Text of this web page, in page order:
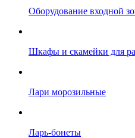
Оборудование входной
Шкафы и скамейки для
Лари морозильные
Ларь-бонеты